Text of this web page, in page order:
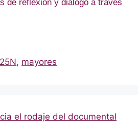
de reflexión y diálogo a través
25N, mayores
el rodaje del documental